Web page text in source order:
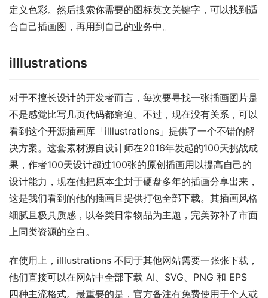
定义色彩。然后搜索你需要的图标英文关键字，可以找到适
合自己插画图，再用到自己的业务中。
illlustrations
对于不擅长设计的开发者而言，每次要寻找一张插画图片是
不是感觉比写几页代码都窘迫。不过，现在没有关系，可以
看到这个开源插画库「illlustrations」提供了一个不错的解
决方案。这套素材源自设计师在2016年发起的100天挑战成
果，作者100天设计超过100张的原创插画用以提高自己的
设计能力，现在他把原本尘封于硬盘多年的插画分享出来，
这是我们看到的他的插画且提供打包全部下载。其插画风格
细腻且极具质感，以各类日常物品为主题，完美弥补了市面
上同类资源的空白。
在使用上，illlustrations 不同于其他网站需要一张张下载，
他们直接可以在网站中全部下载 AI、SVG、PNG 和 EPS
四种主流格式。最重要的是，官方备注有免费使用于个人或